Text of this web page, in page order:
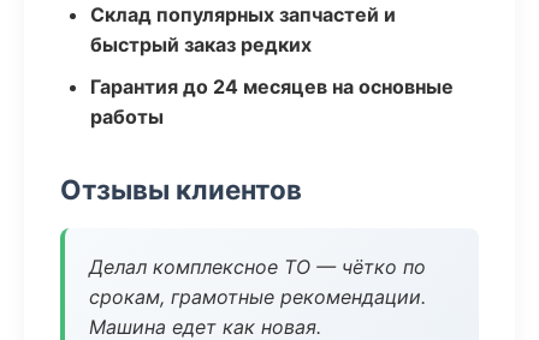
Склад популярных запчастей и
быстрый заказ редких
Гарантия до 24 месяцев на основные
работы
Отзывы клиентов
Делал комплексное ТО — чётко по
срокам, грамотные рекомендации.
Машина едет как новая.